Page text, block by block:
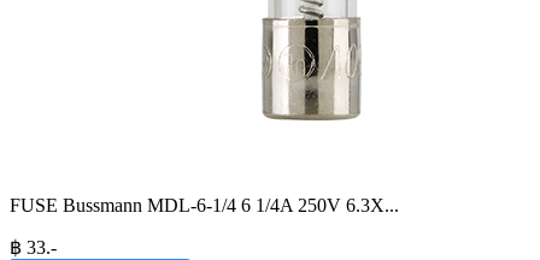
FUSE Bussmann MDL-6-1/4 6 1/4A 250V 6.3X...
฿ 33.-